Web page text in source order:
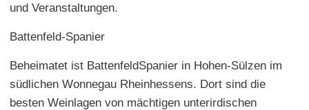
und Veranstaltungen.
Battenfeld-Spanier
Beheimatet ist BattenfeldSpanier in Hohen-Sülzen im
südlichen Wonnegau Rheinhessens. Dort sind die
besten Weinlagen von mächtigen unterirdischen